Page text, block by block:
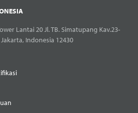
Lantai 20 Jl. TB. Simatupang Kav.23-
Indonesia 12430